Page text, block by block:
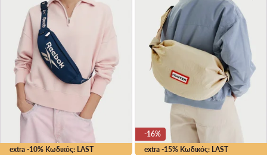
extra -10% Κωδικός: LAST extra -15% Κωδικός: LAST
-16%